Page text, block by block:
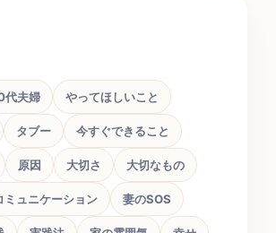
代夫婦 やってほしいこと
タブー 今すぐできること
原因 大切さ 大切なもの
ミュニケーション 妻のSOS